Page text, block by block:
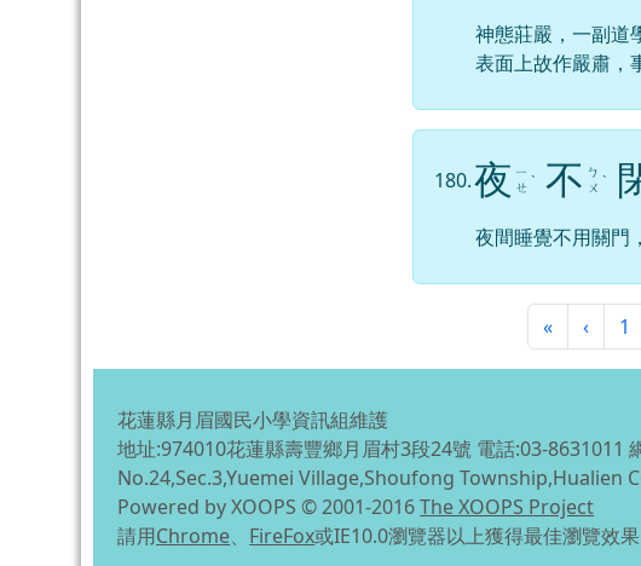
神態莊嚴，一副道
表面上故作嚴肅，
180.夜 ㄧ
ㄝ ˋ 不 ㄅ
ㄨ ˋ
夜間睡覺不用關門
«第一頁
‹上一頁
1
花蓮縣月眉國民小學資訊組維護
地址:974010花蓮縣壽豐鄉月眉村3段24號 電話:03-8631011
No.24,Sec.3,Yuemei Village,Shoufong Township,Hualien
Powered by XOOPS © 2001-2016The XOOPS Project
請用Chrome、 FireFox或IE10.0瀏覽器以上獲得最佳瀏覽效